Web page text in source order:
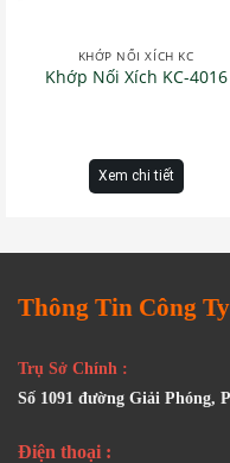
KHỚP NỐI XÍCH KC
Khớp Nối Xích KC-4016
Xem chi tiết
Thông Tin Công Ty
Trụ Sở Chính :
Số 1091 đường Giải Phóng,
Điện thoại :